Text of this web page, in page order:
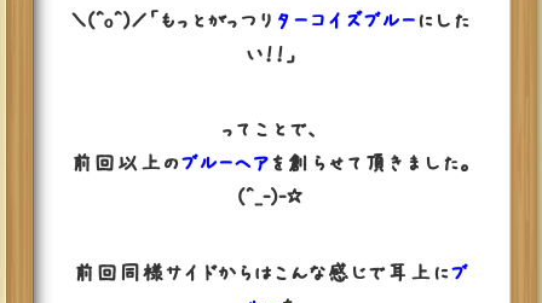
＼(^o^)／「もっとがっつり ターコイズブルーにした
い！！」
ってことで、
前回以上のブルーヘアを創らせて頂きました。
(^_-)-☆
前回同様サイドからはこんな感じで耳上にブ